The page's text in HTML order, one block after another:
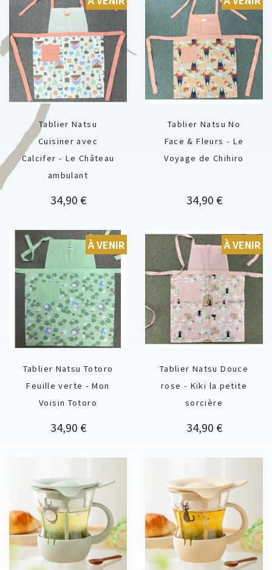
Tablier Natsu
Cuisiner avec
Calcifer - Le Château
ambulant
Prix
34,90 €
Tablier Natsu No
Face & Fleurs - Le
Voyage de Chihiro
Prix
34,90 €
Tablier Natsu Totoro
Feuille verte - Mon
Voisin Totoro
Prix
34,90 €
À VENIR
Tablier Natsu Douce
rose - Kiki la petite
sorcière
Prix
34,90 €
À VENIR